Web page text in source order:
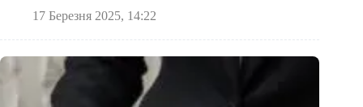
17 Березня 2025, 14:22